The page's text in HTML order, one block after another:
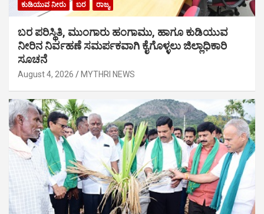
ಕುಡಿಯುವ ನೀರು ಬರ ರಾಜ್ಯ
ಬರ ಪರಿಸ್ಥಿತಿ, ಮುಂಗಾರು ಹಂಗಾಮು, ಹಾಗೂ ಕುಡಿಯುವ
ನೀರಿನ ನಿರ್ವಹಣೆ ಸಮರ್ಪಕವಾಗಿ ಕೈಗೊಳ್ಳಲು ಜಿಲ್ಲಾಧಿಕಾರಿ
ಸೂಚನೆ
August 4, 2026 MYTHRI NEWS